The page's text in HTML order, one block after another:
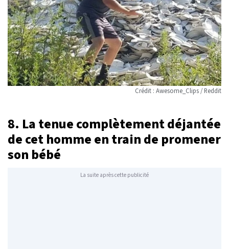
Crédit : Awesome_Clips / Reddit
8. La tenue complètement déjantée
de cet homme en train de promener
son bébé
La suite après cette publicité